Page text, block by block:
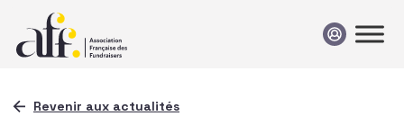
Revenir aux actualités